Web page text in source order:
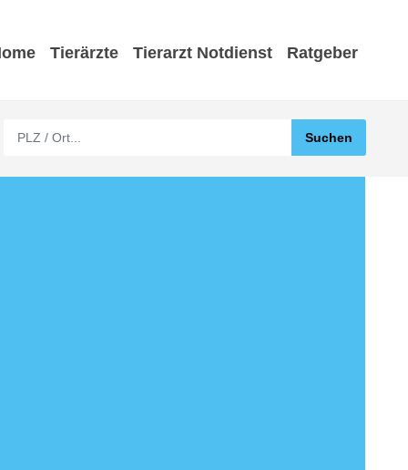
Tierärzte Tierarzt Notdienst Ratgeber